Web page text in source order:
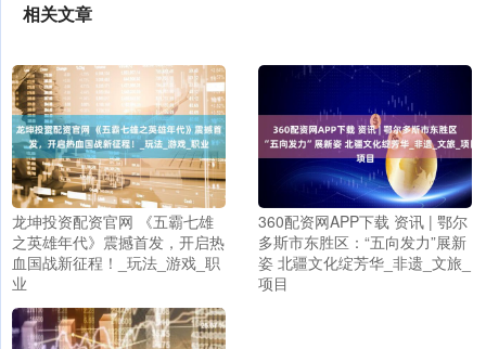
相关文章
龙坤投资配资官网 《五霸七雄
之英雄年代》震撼首发，开启热
血国战新征程！_玩法_游戏_职
业
360配资网APP下载 资讯 | 鄂尔
多斯市东胜区：“五向发力”展新
姿 北疆文化绽芳华_非遗_文旅_
项目